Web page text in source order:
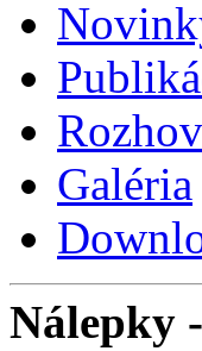
Galéria
Nálepky